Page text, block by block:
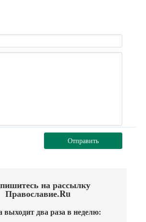
Отправить
на рассылку
Православие.Ru
выходит два раза в неделю: